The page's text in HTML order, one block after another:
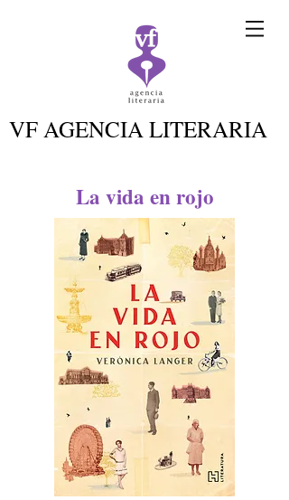
VF AGENCIA LITERARIA
La vida en rojo